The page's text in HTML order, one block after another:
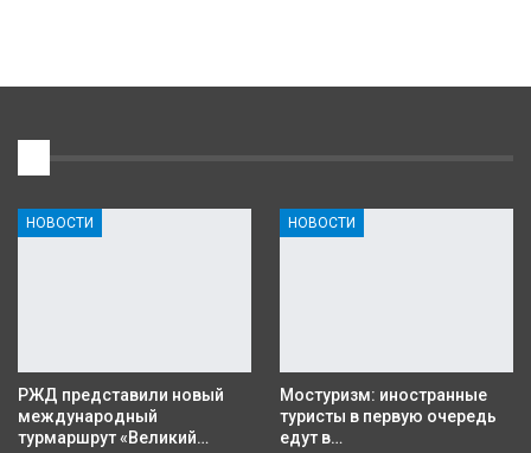
НОВОСТИ
РЖД представили новый
международный
турмаршрут «Великий…
НОВОСТИ
Мостуризм: иностранные
туристы в первую очередь
едут в…